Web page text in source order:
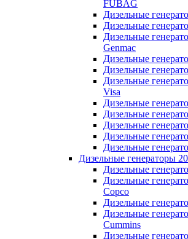
FUBAG
Дизельные
Дизельные
Дизельные
Genmac
Дизельные
Дизельные
Дизельные
Visa
Дизельные
Дизельные
Дизельные
Дизельные
Дизельные
Дизельные генераторы
Дизельные
Дизельные
Copco
Дизельные
Дизельные
Cummins
Дизельные